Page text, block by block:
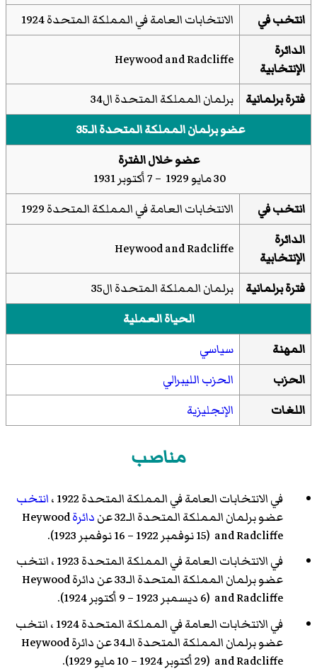
انتخب في
الانتخابات العامة في المملكة المتحدة 1924
الدائرة
الإنتخابية
Heywood and Radcliffe
فترة برلمانية
برلمان المملكة المتحدة ال34
عضو برلمان المملكة المتحدة الـ35
عضو خلال الفترة
30 مايو 1929 – 7 أكتوبر 1931
انتخب في
الانتخابات العامة في المملكة المتحدة 1929
الدائرة
الإنتخابية
Heywood and Radcliffe
فترة برلمانية
برلمان المملكة المتحدة ال35
الحياة العملية
المهنة
سياسي
الحزب
الحزب الليبرالي
اللغات
الإنجليزية
مناصب
فيالانتخابات العامة في المملكة المتحدة 1922 ،انتخب
عضو برلمان المملكة المتحدة الـ32 عن
دائرةHeywood
and Radcliffe (15 نوفمبر 1922 – 16 نوفمبر 1923).
فيالانتخابات العامة في المملكة المتحدة 1923
، انتخب
عضو برلمان المملكة المتحدة الـ33 عن دائرة Heywood
and Radcliffe (6 ديسمبر 1923 – 9 أكتوبر 1924).
فيالانتخابات العامة في المملكة المتحدة 1924
، انتخب
عضو برلمان المملكة المتحدة الـ34 عن دائرة Heywood
and Radcliffe (29 أكتوبر 1924 – 10 مايو 1929).